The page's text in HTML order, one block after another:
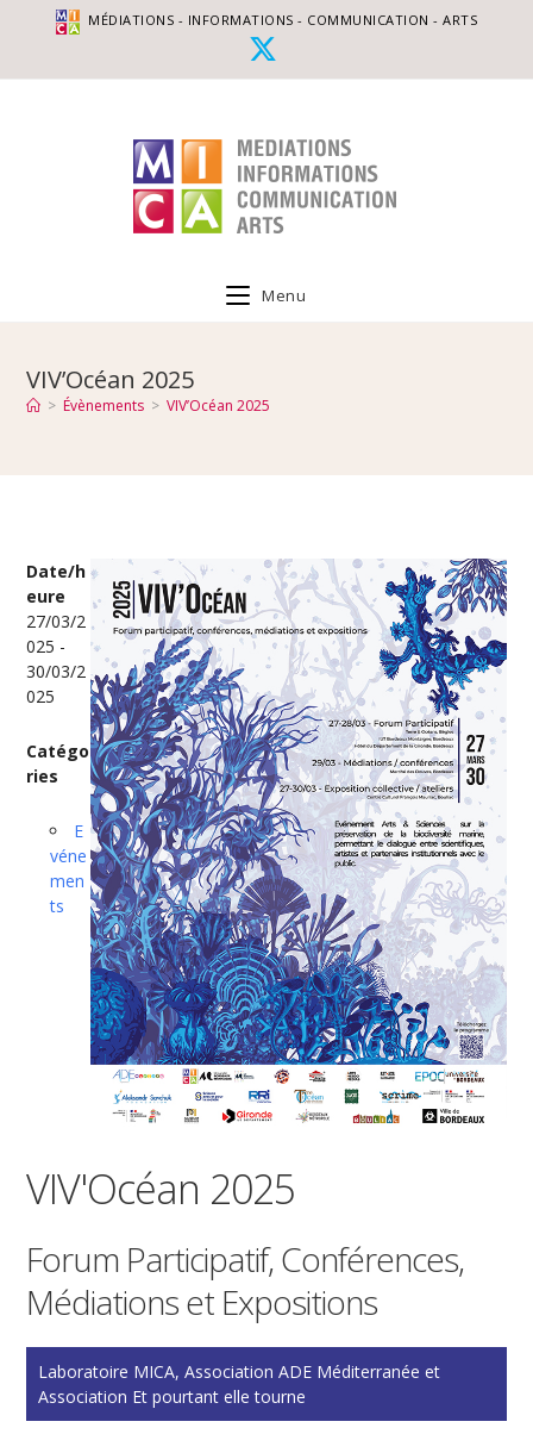
MÉDIATIONS - INFORMATIONS - COMMUNICATION - ARTS
Menu
VIV’Océan 2025
> Évènements > VIV’Océan 2025
Date/h
eure
27/03/2
025 -
30/03/2
025
Catégo
ries
E
véne
men
ts
VIV'Océan 2025
Forum Participatif, Conférences,
Médiations et Expositions
Laboratoire MICA, Association ADE Méditerranée et
Association Et pourtant elle tourne